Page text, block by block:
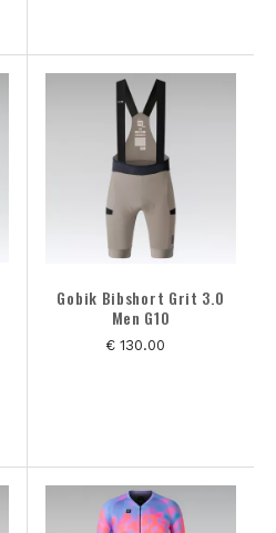
Gobik Bibshort Grit 3.0
Men G10
€ 130.00